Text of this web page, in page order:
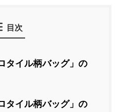
目次
タイル柄バッグ」の
タイル柄バッグ」の